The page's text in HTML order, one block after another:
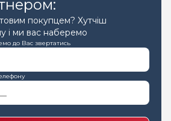
покупцем? Хутчіш
і ми вас наберемо
до Вас звертатись